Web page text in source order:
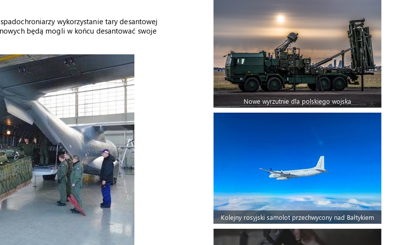
wykorzystanie tary desantowej
będą mogli w końcu desantować swoje
Nowe wyrzutnie dla polskiego wojska
Kolejny rosyjski samolot przechwycony nad Bałtykiem